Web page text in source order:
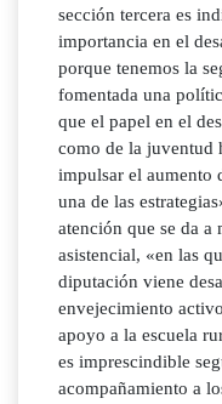
sección tercera es
importancia en el
porque tenemos la
fomentada una
que el papel en el
como de la juventud
impulsar el aumento
una de las
atención que se da a
asistencial, «en las
diputación viene
envejecimiento
apoyo a la escuela
es imprescindible
acompañamiento a